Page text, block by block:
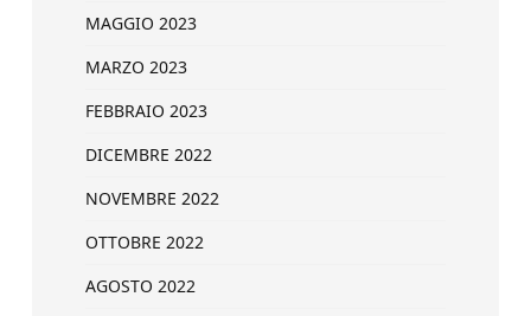
MAGGIO 2023
MARZO 2023
FEBBRAIO 2023
DICEMBRE 2022
NOVEMBRE 2022
OTTOBRE 2022
AGOSTO 2022